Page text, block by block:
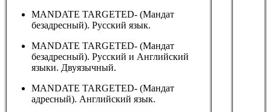
MANDATE TARGETED- (Мандат
безадресный). Русский язык.
MANDATE TARGETED- (Мандат
безадресный). Русский и Английский
языки. Двуязычный.
MANDATE TARGETED- (Мандат
адресный). Английский язык.